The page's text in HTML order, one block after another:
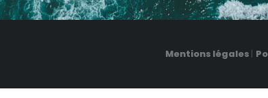
Mentions légales |